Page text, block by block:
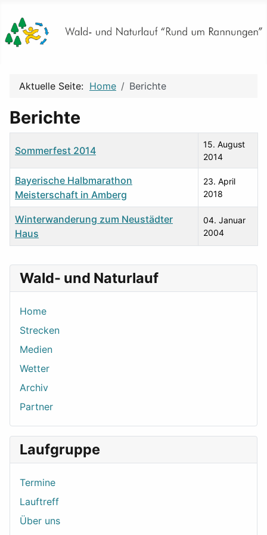
Wald- und Naturlauf
Home
Strecken
Medien
Wetter
Archiv
Partner
Laufgruppe
Termine
Lauftreff
Über uns
Aktuelle Seite: Home Berichte
Berichte
Titel Änderungsdatum
Sommerfest 2014
15. August
2014
Bayerische Halbmarathon
Meisterschaft in Amberg
23. April
2018
Winterwanderung zum Neustädter
Haus
04. Januar
2004